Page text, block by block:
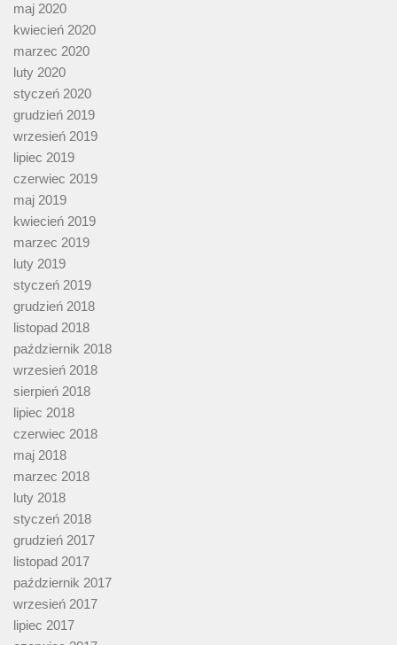
maj 2020
kwiecień 2020
marzec 2020
luty 2020
styczeń 2020
grudzień 2019
wrzesień 2019
lipiec 2019
czerwiec 2019
maj 2019
kwiecień 2019
marzec 2019
luty 2019
styczeń 2019
grudzień 2018
listopad 2018
październik 2018
wrzesień 2018
sierpień 2018
lipiec 2018
czerwiec 2018
maj 2018
marzec 2018
luty 2018
styczeń 2018
grudzień 2017
listopad 2017
październik 2017
wrzesień 2017
lipiec 2017